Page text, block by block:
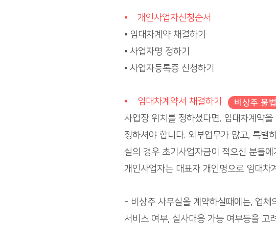
⦁ 개인사업자신청순서
⦁ 임대차계약 채결하기
⦁ 사업자명 정하기
⦁ 사업자등록증 신청하기
⦁ 임대차계약서 채결하기
사업장 위치를 정하셨다면, 임대차계약
정하셔야 합니다. 외부업무가 많고, 특별
실의 경우 초기사업자금이 적으신 분들에
개인사업자는 대표자 개인명으로 임대차
- 비상주 사무실을 계약하실때에는, 업
서비스 여부, 실사대응 가능 여부등을
비상주 불